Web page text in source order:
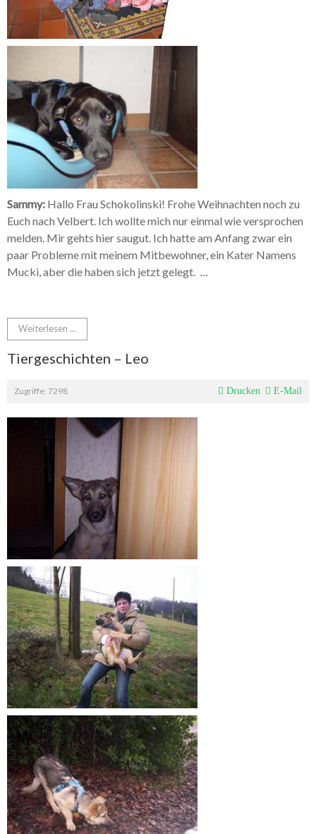
Sammy: Hallo Frau Schokolinski! Frohe Weihnachten noch zu
Euch nach Velbert. Ich wollte mich nur einmal wie versprochen
melden. Mir gehts hier saugut. Ich hatte am Anfang zwar ein
paar Probleme mit meinem Mitbewohner, ein Kater Namens
Mucki, aber die haben sich jetzt gelegt. ...
Weiterlesen ...
Tiergeschichten – Leo
Zugriffe: 7298 Drucken E-Mail